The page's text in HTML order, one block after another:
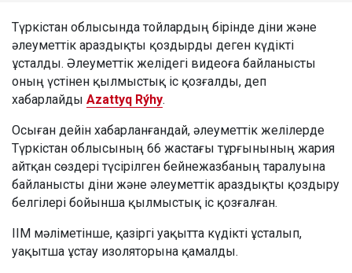
Түркістан облысында тойлардың бірінде діни және
әлеуметтік араздықты қоздырды деген күдікті
ұсталды. Әлеуметтік желідегі видеоға байланысты
оның үстінен қылмыстық іс қозғалды, деп
хабарлайды Azattyq Rýhy.
Осыған дейін хабарланғандай, әлеуметтік желілерде
Түркістан облысының 66 жастағы тұрғынының жария
айтқан сөздері түсірілген бейнежазбаның таралуына
байланысты діни және әлеуметтік араздықты қоздыру
белгілері бойынша қылмыстық іс қозғалған.
ІІМ мәліметінше, қазіргі уақытта күдікті ұсталып,
уақытша ұстау изоляторына қамалды.